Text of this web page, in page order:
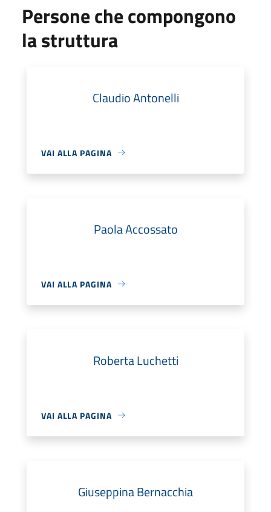
Persone che compongono
la struttura
Claudio Antonelli
VAI ALLA PAGINA
Paola Accossato
VAI ALLA PAGINA
Roberta Luchetti
VAI ALLA PAGINA
Giuseppina Bernacchia